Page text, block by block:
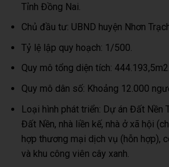
Tỉnh Đồng Nai.
Chủ đầu tư: UBND huyện Nhơn
Tỷ lệ lập quy hoạch: 1/500.
Quy mô tổng diện tích: 444.193,5m2.
Quy mô dân số: Khoảng 12.000
Loại hình phát triển: Dự án Đất Nền
Đất Nền, nhà liền kế, nhà ở xã hội
hợp thương mại dịch vụ (hỗn hợp),
và khu công viên cây xanh.